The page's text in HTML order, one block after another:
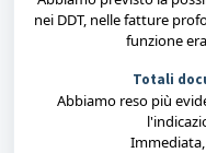
nei DDT, nelle fatture
funzione
Totali
Abbiamo reso più